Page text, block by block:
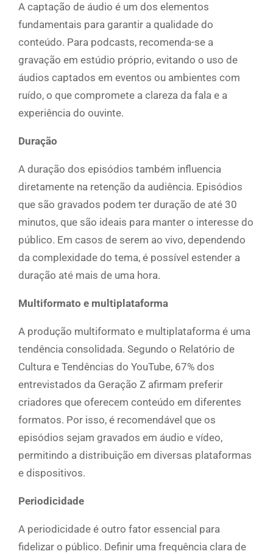
A captação de áudio é um dos elementos
fundamentais para garantir a qualidade do
conteúdo. Para podcasts, recomenda-se a
gravação em estúdio próprio, evitando o uso de
áudios captados em eventos ou ambientes com
ruído, o que compromete a clareza da fala e a
experiência do ouvinte.
Duração
A duração dos episódios também influencia
diretamente na retenção da audiência. Episódios
que são gravados podem ter duração de até 30
minutos, que são ideais para manter o interesse do
público. Em casos de serem ao vivo, dependendo
da complexidade do tema, é possível estender a
duração até mais de uma hora.
Multiformato e multiplataforma
A produção multiformato e multiplataforma é uma
tendência consolidada. Segundo o Relatório de
Cultura e Tendências do YouTube, 67% dos
entrevistados da Geração Z afirmam preferir
criadores que oferecem conteúdo em diferentes
formatos. Por isso, é recomendável que os
episódios sejam gravados em áudio e vídeo,
permitindo a distribuição em diversas plataformas
e dispositivos.
Periodicidade
A periodicidade é outro fator essencial para
fidelizar o público. Definir uma frequência clara de